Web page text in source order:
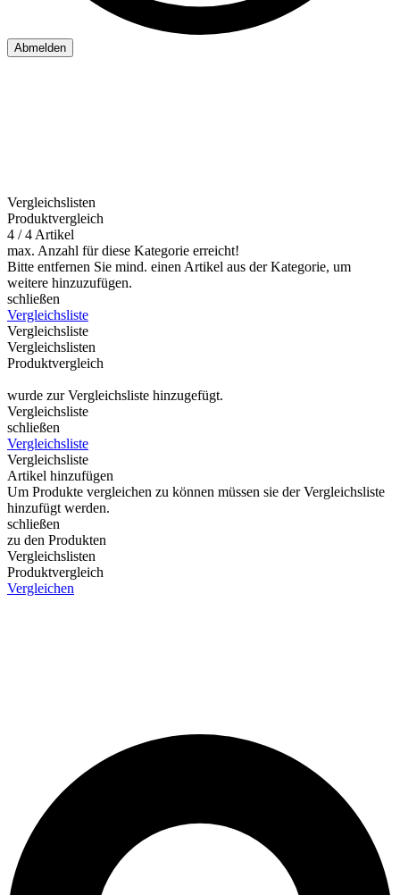
Abmelden
Vergleichslisten
Produktvergleich
4 / 4 Artikel
max. Anzahl für diese Kategorie erreicht!
Bitte entfernen Sie mind. einen Artikel aus der Kategorie, um
weitere hinzuzufügen.
schließen
Vergleichsliste
Vergleichsliste
Vergleichslisten
Produktvergleich
wurde zur Vergleichsliste hinzugefügt.
Vergleichsliste
schließen
Vergleichsliste
Vergleichsliste
Artikel hinzufügen
Um Produkte vergleichen zu können müssen sie der Vergleichsliste
hinzufügt werden.
schließen
zu den Produkten
Vergleichslisten
Produktvergleich
Vergleichen